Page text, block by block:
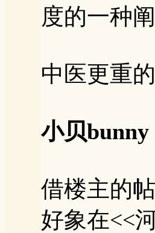
度的一种
中医更重
小贝bunny
借楼主的
好象在<<